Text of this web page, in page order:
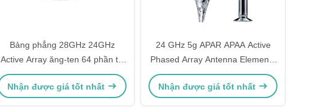
Bảng phẳng 28GHz 24GHz
Active Array ăng-ten 64 phần tử
đa chùm phủ đất Beamformer
Trạm mặt đất
Nhận được giá tốt nhất
24 GHz 5g APAR APAA Active
Phased Array Antenna Elements
3 6 Ka Band Wide Angle
Scanning
Nhận được giá tốt nhất